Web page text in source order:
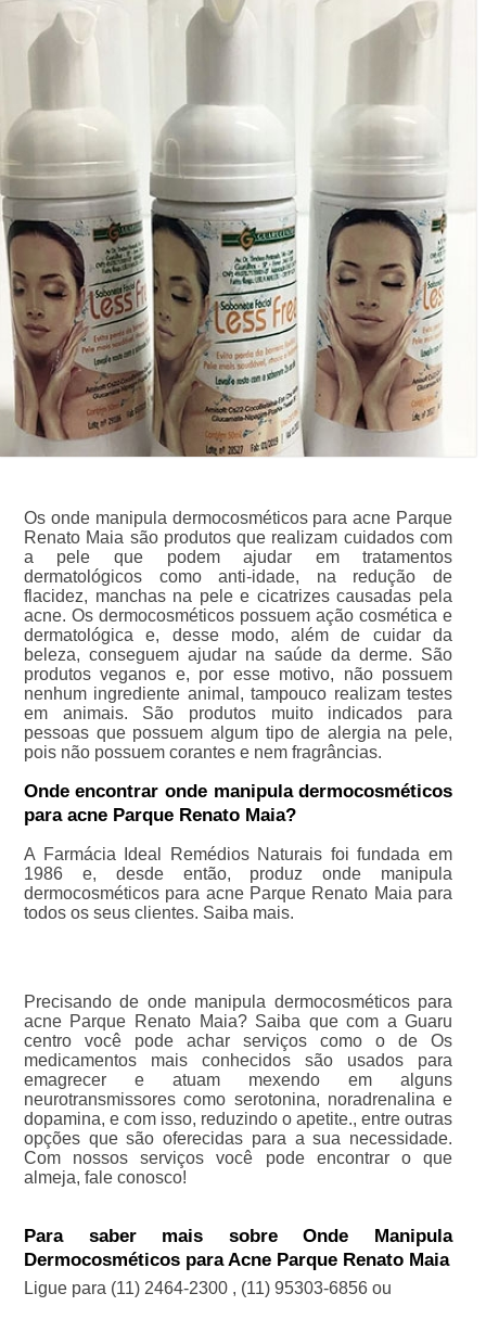
Os onde manipula dermocosméticos para acne Parque
Renato Maia são produtos que realizam cuidados com
a pele que podem ajudar em tratamentos
dermatológicos como anti-idade, na redução de
flacidez, manchas na pele e cicatrizes causadas pela
acne. Os dermocosméticos possuem ação cosmética e
dermatológica e, desse modo, além de cuidar da
beleza, conseguem ajudar na saúde da derme. São
produtos veganos e, por esse motivo, não possuem
nenhum ingrediente animal, tampouco realizam testes
em animais. São produtos muito indicados para
pessoas que possuem algum tipo de alergia na pele,
pois não possuem corantes e nem fragrâncias.
Onde encontrar onde manipula dermocosméticos
para acne Parque Renato Maia?
A Farmácia Ideal Remédios Naturais foi fundada em
1986 e, desde então, produz onde manipula
dermocosméticos para acne Parque Renato Maia para
todos os seus clientes. Saiba mais.
Precisando de onde manipula dermocosméticos para
acne Parque Renato Maia? Saiba que com a Guaru
centro você pode achar serviços como o de Os
medicamentos mais conhecidos são usados para
emagrecer e atuam mexendo em alguns
neurotransmissores como serotonina, noradrenalina e
dopamina, e com isso, reduzindo o apetite., entre outras
opções que são oferecidas para a sua necessidade.
Com nossos serviços você pode encontrar o que
almeja, fale conosco!
Para saber mais sobre Onde Manipula
Dermocosméticos para Acne Parque Renato Maia
Ligue para (11) 2464-2300 , (11) 95303-6856 ou